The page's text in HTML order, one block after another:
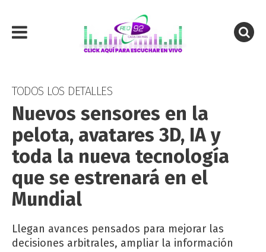
TODOS LOS DETALLES
Nuevos sensores en la
pelota, avatares 3D, IA y
toda la nueva tecnología
que se estrenará en el
Mundial
Llegan avances pensados para mejorar las
decisiones arbitrales, ampliar la información